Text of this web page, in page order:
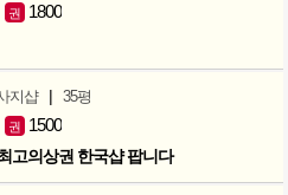
권 1800
지샵 | 35평
권 1500
고의상권 한국샵 팝니다